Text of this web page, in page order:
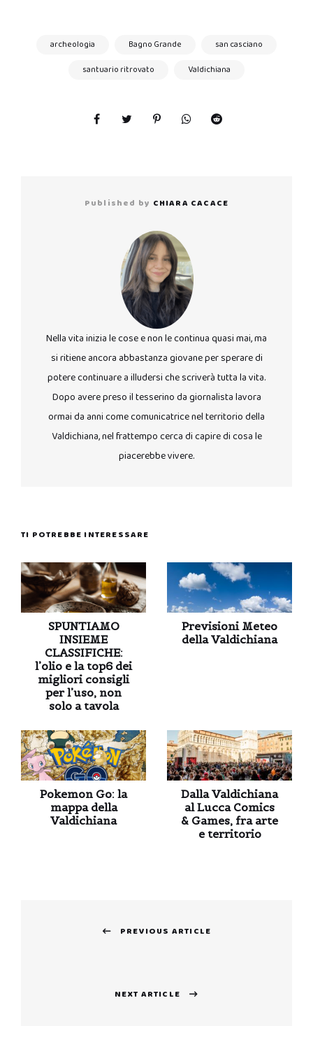
archeologia Bagno Grande
san casciano
santuario ritrovato
Valdichiana
Published by CHIARA CACACE
Nella vita inizia le cose e non le continua quasi mai, ma
si ritiene ancora abbastanza giovane per sperare di
potere continuare a illudersi che scriverà tutta la vita.
Dopo avere preso il tesserino da giornalista lavora
ormai da anni come comunicatrice nel territorio della
Valdichiana, nel frattempo cerca di capire di cosa le
piacerebbe vivere.
TI POTREBBE INTERESSARE
SPUNTIAMO
INSIEME
CLASSIFICHE:
l’olio e la top6 dei
migliori consigli
per l’uso, non
solo a tavola
Previsioni Meteo
della Valdichiana
Pokemon Go: la
mappa della
Valdichiana
Dalla Valdichiana
al Lucca Comics
& Games, fra arte
e territorio
PREVIOUS ARTICLE
NEXT ARTICLE